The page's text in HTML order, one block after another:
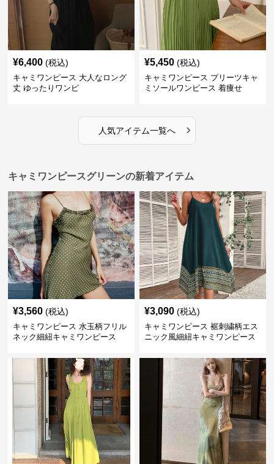
¥6,400 (税込)
キャミワンピース 大人なロング
丈 ゆったりワンピ
¥5,450 (税込)
キャミワンピース プリーツキャ
ミソールワンピース 着痩せ
人気アイテム一覧へ ›
キャミワンピースグリーンの新着アイテム
¥3,560 (税込)
キャミワンピース 水玉柄フリル
ネック細紐キャミワンピース
¥3,090 (税込)
キャミワンピース 裾刺繍柄エス
ニック風細紐キャミワンピース